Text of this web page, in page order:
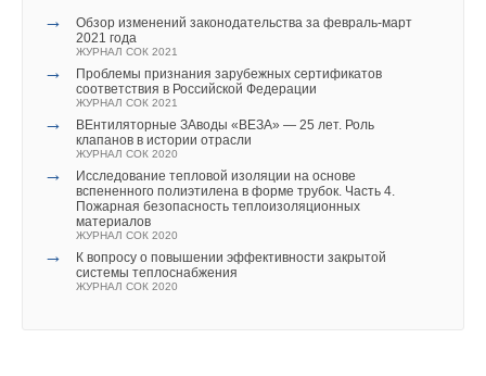
→
Обзор изменений законодательства за февраль-март
2021 года
ЖУРНАЛ СОК 2021
→
Проблемы признания зарубежных сертификатов
соответствия в Российской Федерации
ЖУРНАЛ СОК 2021
→
ВЕнтиляторные ЗАводы «ВЕЗА» — 25 лет. Роль
клапанов в истории отрасли
ЖУРНАЛ СОК 2020
→
Исследование тепловой изоляции на основе
вспененного полиэтилена в форме трубок. Часть 4.
Пожарная безопасность теплоизоляционных
материалов
ЖУРНАЛ СОК 2020
→
К вопросу о повышении эффективности закрытой
системы теплоснабжения
ЖУРНАЛ СОК 2020
затратам и результативности является плавный пуск.
Использование же таких систем позволяет свести к
минимуму возможность повреждения трубопроводов и
оборудования гидроударом, защищает электрическую сеть
от пиковых нагрузок и дает возможность оптимизировать
эксплуатационные затраты.
Читайте по теме:
«Золотая» котельная